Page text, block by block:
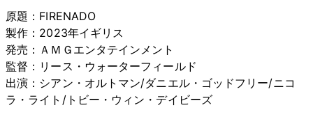
原題：FIRENADO
製作：2023年イギリス
発売：ＡＭＧエンタテインメント
監督：リース・ウォーターフィールド
出演：シアン・オルトマン/ダニエル・ゴッドフリー/ニコ
ラ・ライト/トビー・ウィン・デイビーズ